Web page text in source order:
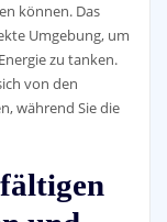
können. Das
Umgebung, um
zu tanken.
von den
während Sie die